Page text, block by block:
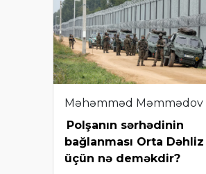
Məhəmməd Məmmədov
Polşanın sərhədinin
bağlanması Orta Dəhliz
üçün nə deməkdir?